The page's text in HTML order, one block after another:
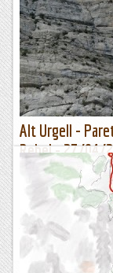
La combinació de via
atlètica, roca bona i
Puro a Narieda Sud
Romàntic Guerrer
Alt Urgell -
Rebel - 27/04/
Només pel nom de
obert i intuir que hi
Efectivament,
Joan...
Manel&Ita